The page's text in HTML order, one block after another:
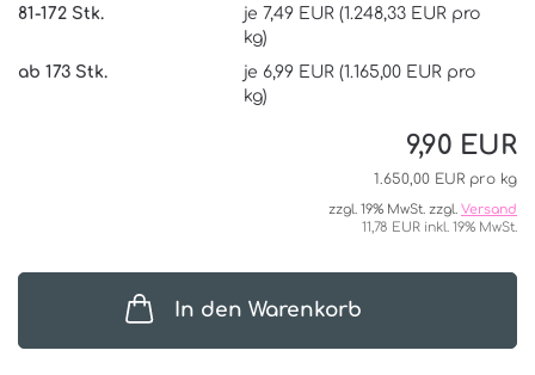
81-172 Stk.
je 7,49 EUR (1.248,33 EUR pro
kg)
ab 173 Stk.
je 6,99 EUR (1.165,00 EUR pro
kg)
9,90 EUR
1.650,00 EUR pro kg
zzgl. 19% MwSt. zzgl. Versand
11,78 EUR inkl. 19% MwSt.
In den Warenkorb